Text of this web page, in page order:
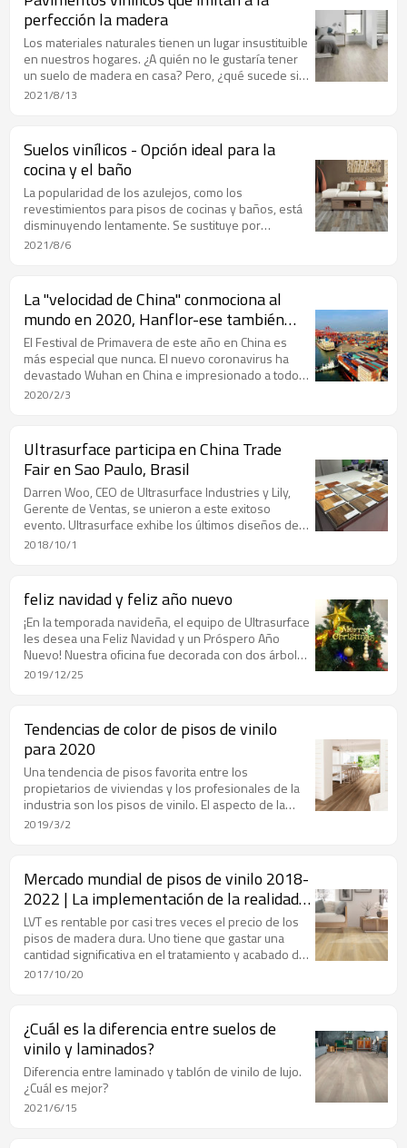
perfección la madera
Los materiales naturales tienen un lugar insustituible
en nuestros hogares. ¿A quién no le gustaría tener
un suelo de madera en casa? Pero, ¿qué sucede si
no tiene la oportunidad de invertir en madera, no
suelos vinílicos solo para ti, que imitan fielmente los
clásicos suelos de madera.
2021/8/13
Suelos vinílicos - Opción ideal para la
cocina y el baño
La popularidad de los azulejos, como los
revestimientos para pisos de cocinas y baños, está
disminuyendo lentamente. Se sustituye por
prácticos suelos vinílicos. ¿Por qué son apropiados,
2021/8/6
La "velocidad de China" conmociona al
mundo en 2020, Hanflor-ese también
llevará adelante el "espíritu chino"
El Festival de Primavera de este año en China es
más especial que nunca. El nuevo coronavirus ha
devastado Wuhan en China e impresionado a todo
el país. Para combatir la epidemia, el gobierno chino
2020/2/3
Ultrasurface participa en China Trade
Fair en Sao Paulo, Brasil
Darren Woo, CEO de Ultrasurface Industries y Lily,
Gerente de Ventas, se unieron a este exitoso
evento. Ultrasurface exhibe los últimos diseños de
pisos de vinilo de calidad, presentando las mejores
Sao Paulo.
2018/10/1
feliz navidad y feliz año nuevo
¡En la temporada navideña, el equipo de Ultrasurface
les desea una Feliz Navidad y un Próspero Año
Nuevo! Nuestra oficina fue decorada con dos árboles
de Navidad, y nuestros empleados se pusieron
2019/12/25
Tendencias de color de pisos de vinilo
para 2020
Una tendencia de pisos favorita entre los
propietarios de viviendas y los profesionales de la
industria son los pisos de vinilo. El aspecto de la
madera dura siempre está de moda, por lo que no
2019/3/2
Mercado mundial de pisos de vinilo 2018-
2022 | La implementación de la realidad
aumentada impulsa el crecimiento
LVT es rentable por casi tres veces el precio de los
pisos de madera dura. Uno tiene que gastar una
cantidad significativa en el tratamiento y acabado de
la madera dura para mantenerla correctamente.
2017/10/20
¿Cuál es la diferencia entre suelos de
vinilo y laminados?
Diferencia entre laminado y tablón de vinilo de lujo.
¿Cuál es mejor?
2021/6/15